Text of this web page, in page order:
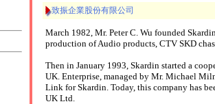
致振企業股份有限公司
March 1982, Mr. Peter C. Wu founded
production of Audio products, CTV SKD
Then in January 1993, Skardin started a
UK. Enterprise, managed by Mr. Michael
Link for Skardin. Today, this company has
UK Ltd.